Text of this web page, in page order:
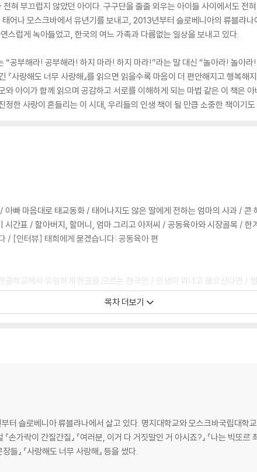
혀 부끄럽지 않았던 아이다. 구구단을 줄줄 외우는 아이들 사이에서도 전
어나 모스크바에서 유년기를 보내고, 2013년부터 슬로베니아의 류블랴
스럽게 녹아들었고, 한국의 여느 가족과 다름없는 일상을 보내고 있다.
“공부해라! 공부해라! 하지 마라! 하지 마라!”라는 말 대신 “놀아라! 놀아
『사랑해도 너무 사랑해』를 읽으면 읽을수록 마음이 더 편안해지고 행복해
아이가 함께 읽으며 공감하고 서로를 이해하게 되는 마법 같은 이 책은
한 사랑이 흔들리는 이 시대, 우리들의 인생 책이 될 만큼 소중한 책이기도
빠 마음대로 태교동화 / 태어나지도 않은 딸에게 전하는 엄마의 사과 / 콘
시간표 / 할아버지, 할머니, 엄마 그리고 아저씨 / 공동육아와 시장골목 /
/ [인터뷰] 태희에게 묻겠습니다: 공동육아 편
학교에서 유일하게 한글을 모르는 한국인 / 인생이 뭐냐고 물으신다면 /
/ 아빠가 죽으면 어쩌지 / 엘리베이터에서는 밝힐 수 없는 ‘참’ 좋은 이
맘 먹고 간 아프리카 여행의 기억 / [인터뷰] 태희에게 묻겠습니다: 모스크바
억 / 아무리 그래도 0점은 좀 / 2학년 2반 회장님 / 창피할 게 뭐 있어? /
장구치고, 징을 치고, 노래하고 / 달걀을 던지고 싶은 사람 / 이기적인 아빠 /
등장 / 같이 뛰는 마라톤 / 비 오는 날 / 슬로베니아식 생일 축하 / 에곤 실
니까 괜찮아 / 여행의 의미 / [인터뷰] 태희에게 묻겠습니다: 슬로베니아 학
목차 더보기
터 슬로베니아 류블랴나에서 살고 있다. 명지대학교와 모스크바국립대학
가락이 간질간질』 『여러분, 이거 다 거짓말인 거 아시죠?』 『나는 빅또르
들』 『사랑해도 너무 사랑해』 등을 썼다.